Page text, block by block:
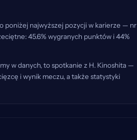
poniżej najwyższej pozycji w karierze — nr
45.6% wygranych punktów i 44%
w danych, to spotkanie z H. Kinoshita —
i wynik meczu, a także statystyki